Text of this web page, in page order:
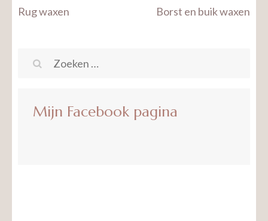
Bericht
Rug waxen Borst en buik waxen
Zoeken
Mijn Facebook pagina